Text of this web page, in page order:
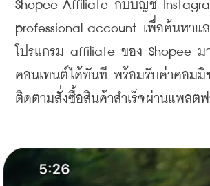
Shopee Affiliate กับบัญชี
professional account เพื่อค้นหาแ
โปรแกรม affiliate ของ Shopee ม
คอนเทนต์ได้ทันที พร้อมรับค่าคอมมิ
ติดตามสั่งซื้อสินค้าสำเร็จผ่านแพลต